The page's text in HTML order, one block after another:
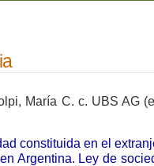
María C. c. UBS AG
constituida en el
Argentina. Ley de